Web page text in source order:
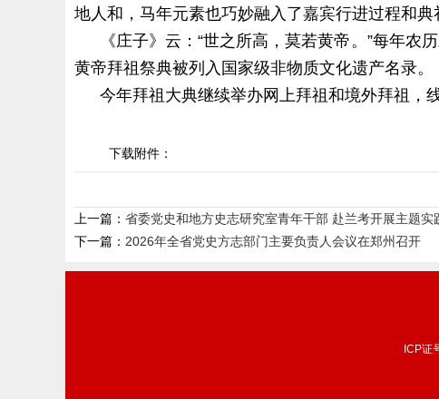
地人和，马年元素也巧妙融入了嘉宾行进过程和典
《庄子》云：“世之所高，莫若黄帝。”每年
黄帝拜祖祭典被列入国家级非物质文化遗产名录。
今年拜祖大典继续举办网上拜祖和境外拜祖，
下载附件：
上一篇： 省委党史和地方史志研究室青年干部 赴兰考开展主题实
下一篇： 2026年全省党史方志部门主要负责人会议在郑州召开
ICP证